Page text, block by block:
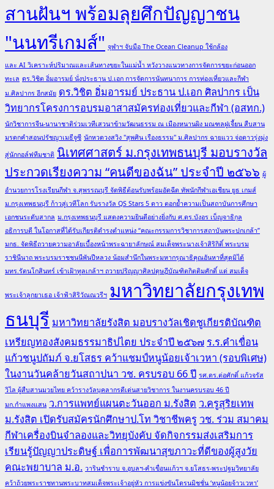
ยุค
สื่อ
ดิจิทัล
เรียบ
เรียง
โดย:
ผศ.ดร.ณชรต
อิ่ม
ณะรัญ
ม.รังสิต
สานฝันฯ พร้อมลุยศึกปัญญาชน
"นนทรีเกมส์" จุฬาฯ จับมือ The Ocean Cleanup ใช้กล้อง
และ AI วิเคราะห์ปริมาณและเส้นทางขยะในแม่น้ำ หวังวางแนวทางการจัดการขยะก่อนออก
ทะเล ดร.วิชิต อิ่มอารมย์ นั่งประธาน ป.เอก การจัดการนันทนาการ การท่องเที่ยวและกีฬา
ม.ศิลปากร อีกสมัย ดร.วิชิต อิ่มอารมย์ ประธาน ป.เอก ศิลปากร เป็น
วิทยากรโครงการอบรมอาสาสมัครท่องเที่ยวและกีฬา (อสทก.)
นักวิชาการจีน-นานาชาติร่วมเวทีเสวนาข้ามวัฒนธรรม ณ เมืองหนานผิง มณฑลฝูเจี้ยน สืบสาน
มรดกคำสอนปรัชญาเมธีจูซี นักหวดวงสวิง "สุพศิน เรืองธรรม" ม.ศิลปากร ฉายแวว จ่อดาวรุ่งมุ่ง
สู่นักกอล์ฟทีมชาติ นิเทศศาสตร์ ม.กรุงเทพธนบุรี มอบรางวัล
ประกวดเรียงความ “คนดีของฉัน” ประจำปี ๒๕๖๖ ผู้
อำนวยการโรงเรียนกีฬา จ.สุพรรณบุรี จัดพิธีต้อนรับพร้อมอัดฉีด ทัพนักกีฬาเอเชียน ยูธ เกมส์
ม.กรุงเทพธนบุรี ก้าวสู่เวทีโลก รับรางวัล QS Stars 5 ดาว ตอกย้ำความเป็นสถาบันการศึกษา
เอกชนระดับสากล ม.กรุงเทพธนบุรี แสดงความยินดีอย่างยิ่งกับ ศ.ดร.บังอร เบ็ญจาธิกุล
อธิการบดี ในโอกาสที่ได้รับเกียรติดำรงตำแหน่ง “คณะกรรมการวิชาการสถาบันพระปกเกล้า”
มกธ. จัดพิธีถวายความอาลัยเบื้องหน้าพระฉายาลักษณ์ สมเด็จพระนางเจ้าสิริกิติ์ พระบรม
ราชินีนาถ พระบรมราชชนนีพันปีหลวง น้อมสำนึกในพระมหากรุณาธิคุณอันหาที่สุดมิได้
มทร.รัตนโกสินทร์ เข้าเฝ้าทูลเกล้าฯ ถวายปริญญาศิลปดุษฎีบัณฑิตกิตติมศักดิ์ แด่ สมเด็จ
พระเจ้าลูกยาเธอ เจ้าฟ้าสิริวัณณวรีฯ มหาวิทยาลัยกรุงเทพ
ธนบุรี มหาวิทยาลัยรังสิต มอบรางวัลเชิดชูเกียรติบัณฑิต
เหรียญทองสังคมธรรมาธิปไตย ประจำปี ๒๕๖๗ ร.ร.คำเขื่อน
แก้วชนูปถัมภ์ จ.ยโสธร คว้าแชมป์หนูน้อยเจ้าเวหา (รอบพิเศษ)
ในงานวันคล้ายวันสถาปนา วช. ครบรอบ 66 ปี รศ.ดร.ต่อศักดิ์ แก้วจรัส
วิไล ผู้สืบสานมวยไทย คว้ารางวัลบุคลากรดีเด่นสายวิชาการ ในงานครบรอบ 46 ปี
มก.กำแพงแสน ว.การแพทย์แผนตะวันออก ม.รังสิต ว.ครูสุริยเทพ
ม.รังสิต เปิดรับสมัครนักศึกษาป.โท วิชาชีพครู วช. ร่วม สมาคม
กีฬาเครื่องบินจำลองและวิทยุบังคับ จัดกิจกรรมส่งเสริมการ
เรียนรู้ปัญญาประดิษฐ์ เพื่อการพัฒนาสุขภาวะที่ดีของผู้สูงวัย
คณะพยาบาล ม.อ. วารินชำราบ จ.อุบลฯ-คำเขื่อนแก้วฯ จ.ยโสธร-พระปฐมวิทยาลัย
คว้าถ้วยพระราชทานพระบาทสมเด็จพระเจ้าอยู่หัว การแข่งขันโดรนมิชชั่น ‘หนูน้อยจ้าวเวหา’